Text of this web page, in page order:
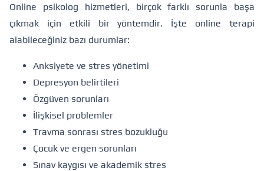
Online psikolog hizmetleri, birçok farklı sorunla başa
çıkmak için etkili bir yöntemdir. İşte online terapi
alabileceğiniz bazı durumlar:
Anksiyete ve stres yönetimi
Depresyon belirtileri
Özgüven sorunları
İlişkisel problemler
Travma sonrası stres bozukluğu
Çocuk ve ergen sorunları
Sınav kaygısı ve akademik stres